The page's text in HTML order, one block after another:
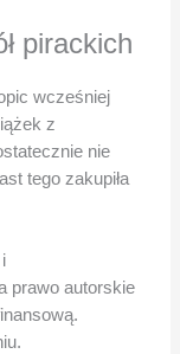
pirackich
wcześniej
z
nie
tego zakupiła
prawo autorskie